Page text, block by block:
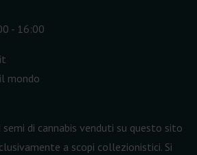
- 16:00
mondo
semi di cannabis venduti su questo sito
a scopi collezionistici. Si